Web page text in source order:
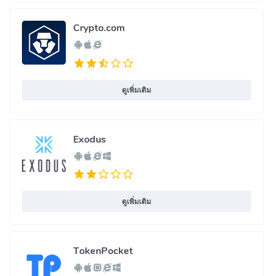
Crypto.com
ดูเพิ่มเติม
Exodus
ดูเพิ่มเติม
TokenPocket